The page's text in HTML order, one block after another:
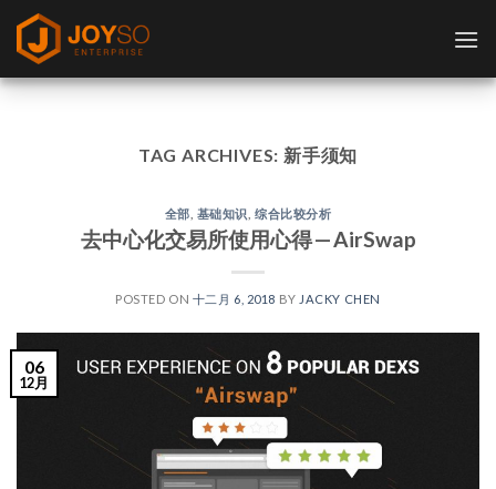
Skip
content
TAG ARCHIVES: 新手须知
全部 基础知识 ,综合比较分析
去中心化交易所使用心得 — AirSwap
POSTED ON 十二月 6, 2018 BY JACKY CHEN
06
12月